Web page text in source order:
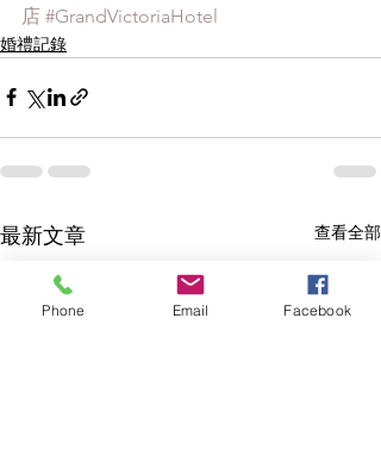
店 #GrandVictoriaHotel
婚禮記錄
最新文章 查看全部
Phone Email Facebook